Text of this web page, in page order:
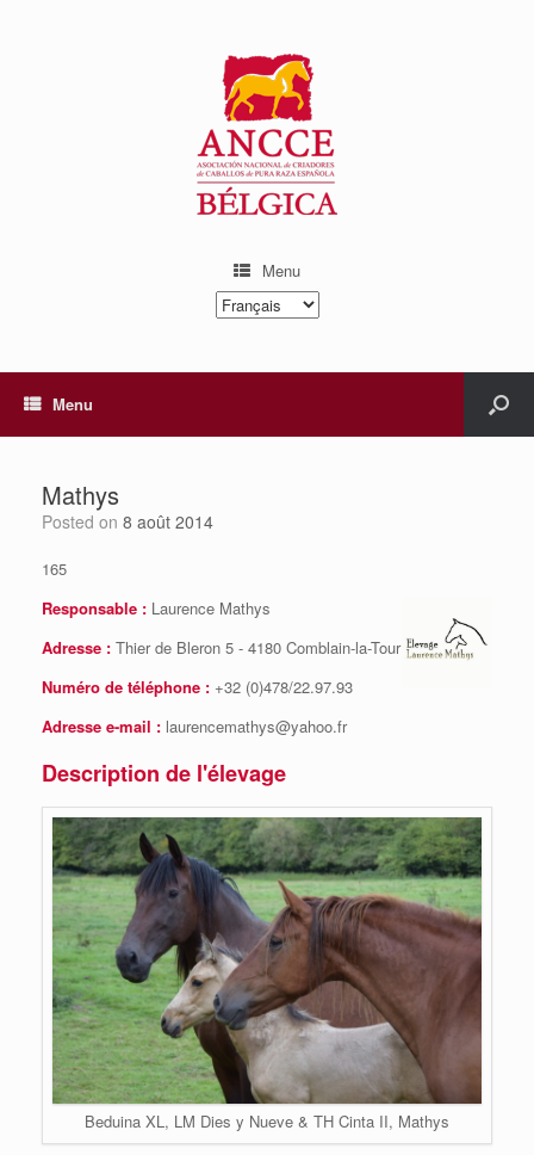
Menu
Choisir
une
Menu
Mathys
Posted on 8 août 2014
165
Responsable : Laurence Mathys
Adresse : Thier de Bleron 5 - 4180 Comblain-la-Tour
Numéro de téléphone : +32 (0)478/22.97.93
Adresse e-mail : laurencemathys@yahoo.fr
Description de l'élevage
Beduina XL, LM Dies y Nueve & TH Cinta II, Mathys